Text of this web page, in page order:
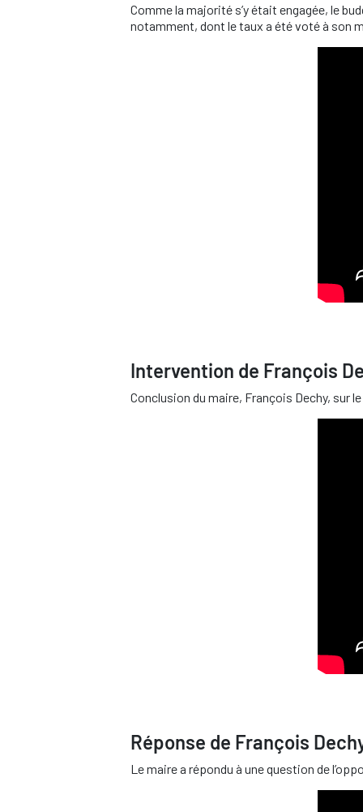
Comme la majorité s’y était engagée, le
notamment, dont le taux a été voté à son
Intervention de François
Conclusion du maire, François Dechy, sur
Réponse de François
Le maire a répondu à une question de